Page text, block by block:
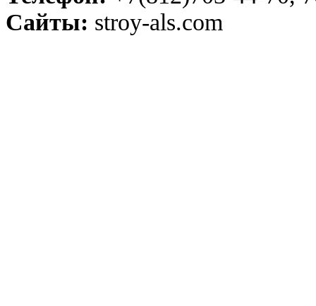
Сайты: stroy-als.com